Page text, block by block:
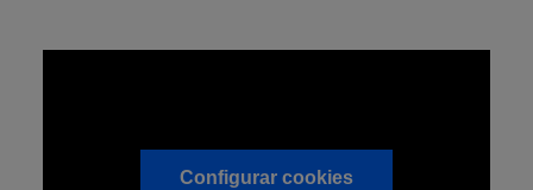
Configurar cookies